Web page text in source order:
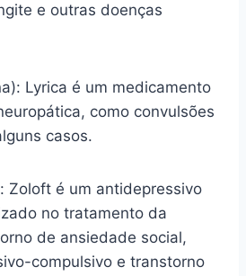
e outras doenças
Lyrica é um medicamento
como convulsões
casos.
Zoloft é um antidepressivo
no tratamento da
de ansiedade social,
compulsivo e transtorno